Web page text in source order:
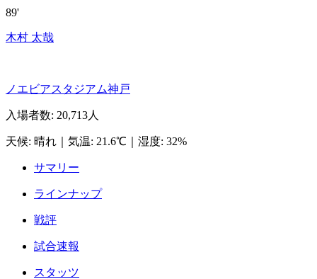
89'
木村 太哉
ノエビアスタジアム神戸
入場者数: 20,713人
天候: 晴れ 気温: 21.6℃ 湿度: 32%
サマリー
ラインナップ
戦評
試合速報
スタッツ